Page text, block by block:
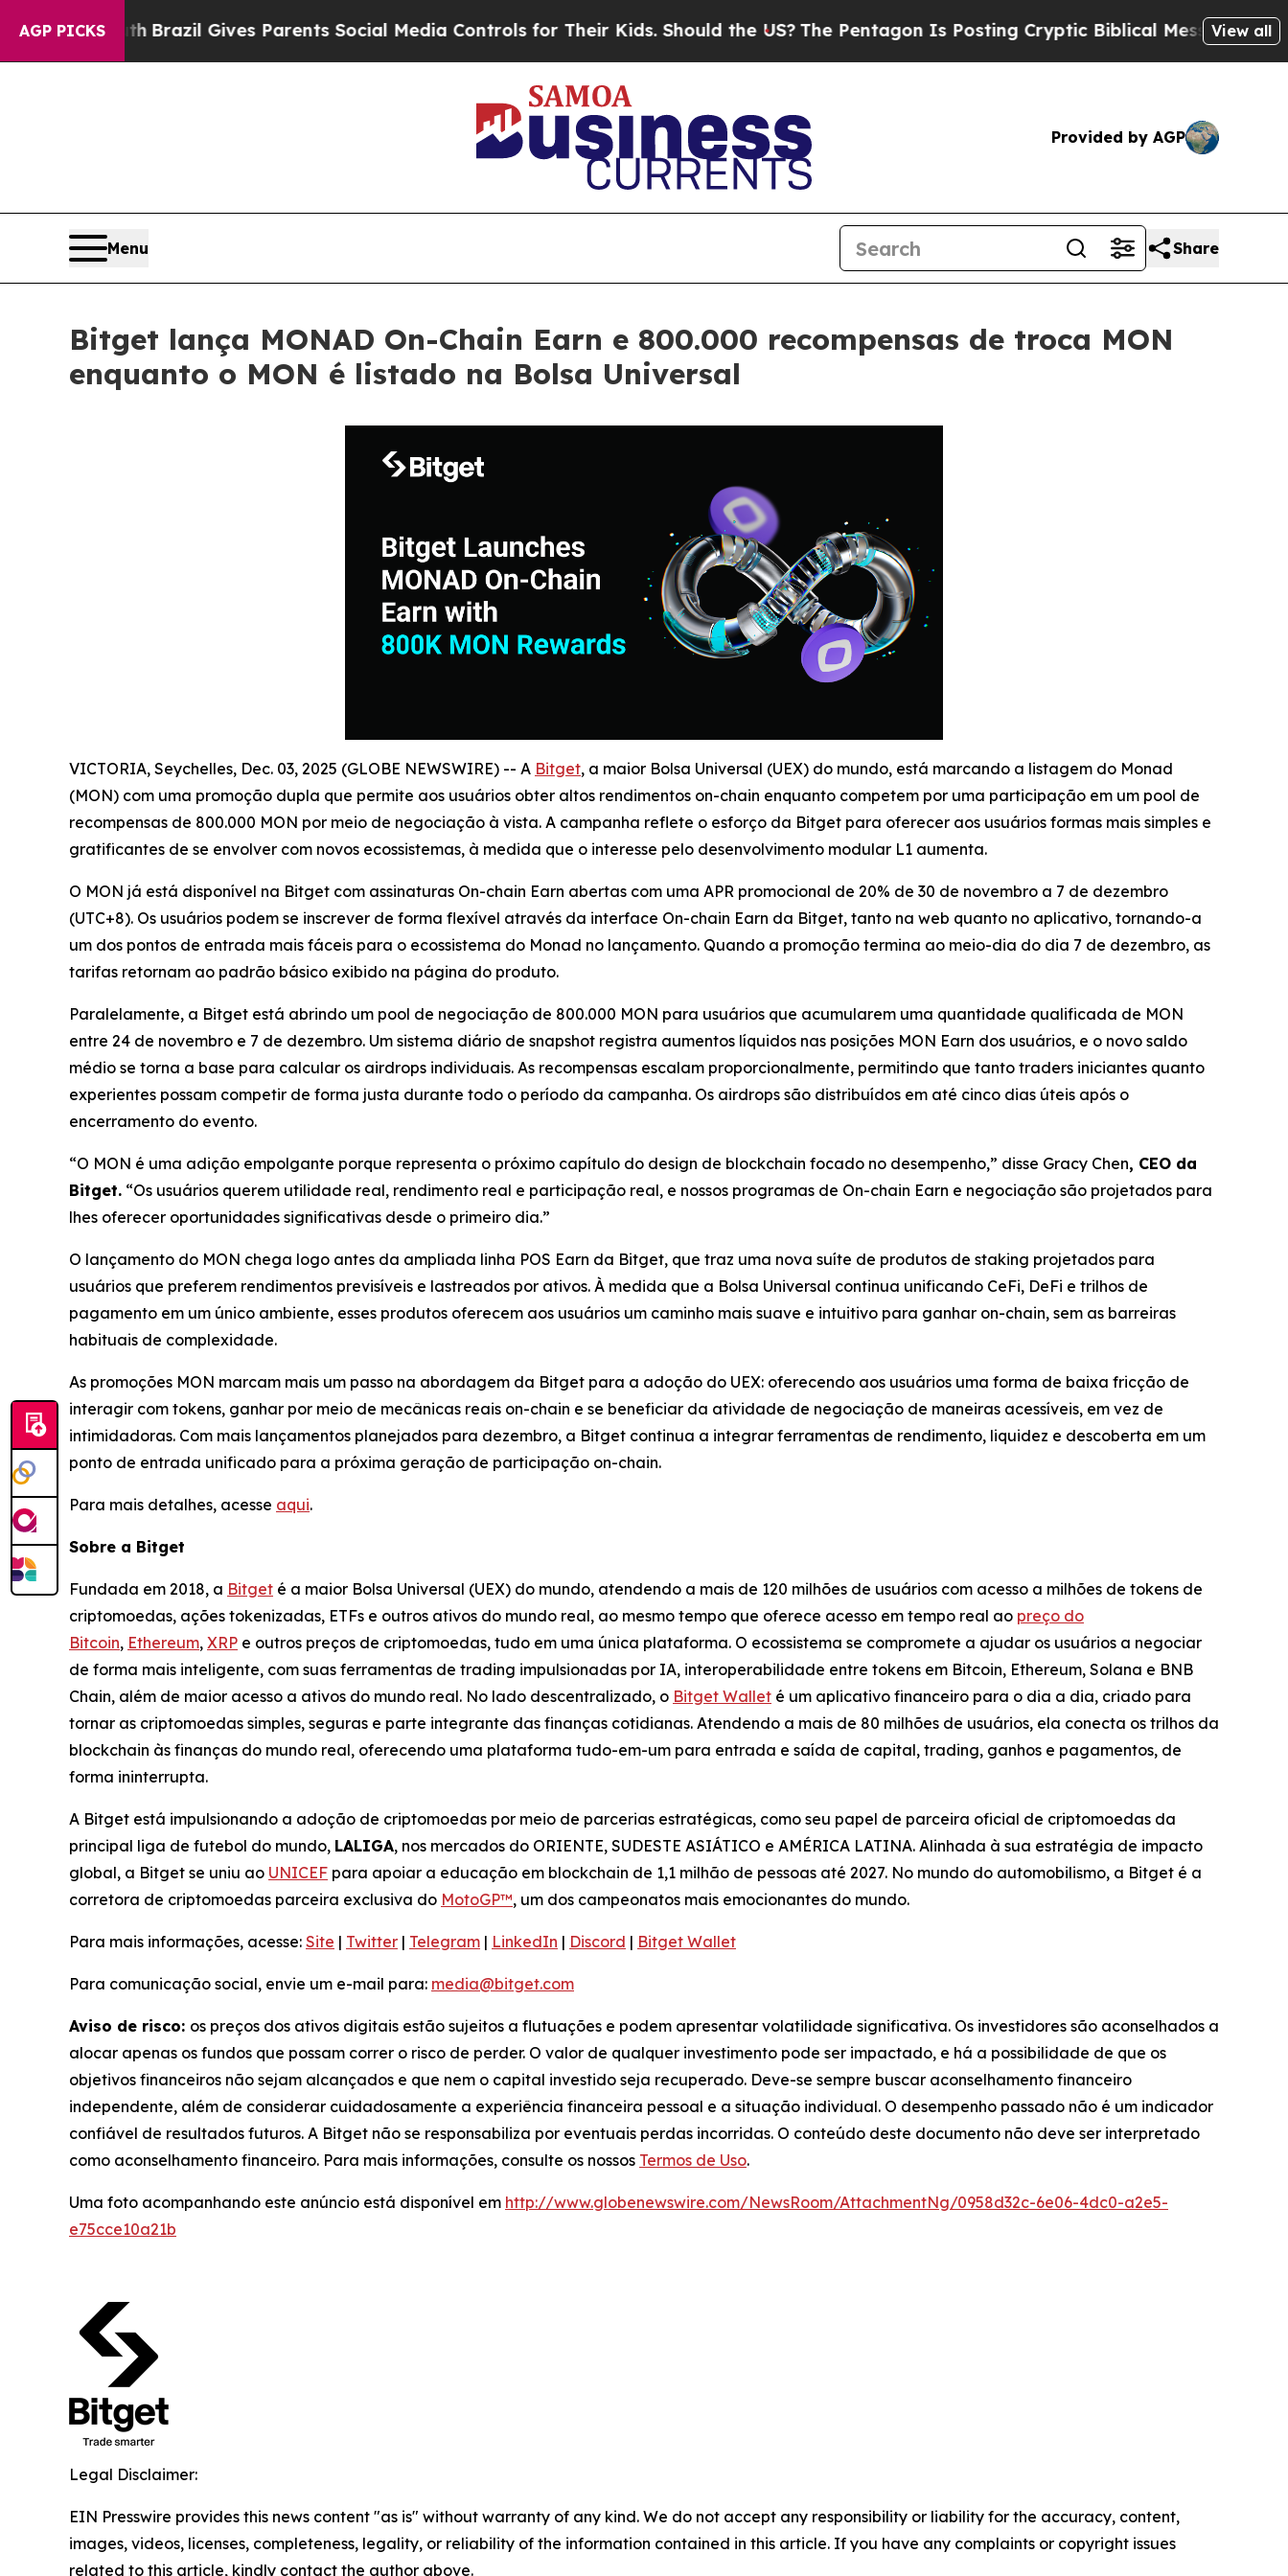
AGP PICKS
YouthBrazil Gives Parents Social Media Controls for Their Kids. Should the US?The Pentagon Is Posting Cryptic Biblical Messages on Social
View all
Provided by AGP
Menu Share
Bitget lança MONAD On-Chain Earn e 800.000 recompensas de troca MON
enquanto o MON é listado na Bolsa Universal
VICTORIA, Seychelles, Dec. 03, 2025 (GLOBE NEWSWIRE) -- A Bitget, a maior Bolsa Universal (UEX) do mundo, está marcando a listagem do Monad
(MON) com uma promoção dupla que permite aos usuários obter altos rendimentos on-chain enquanto competem por uma participação em um pool de
recompensas de 800.000 MON por meio de negociação à vista. A campanha reflete o esforço da Bitget para oferecer aos usuários formas mais simples e
gratificantes de se envolver com novos ecossistemas, à medida que o interesse pelo desenvolvimento modular L1 aumenta.
O MON já está disponível na Bitget com assinaturas On-chain Earn abertas com uma APR promocional de 20% de 30 de novembro a 7 de dezembro
(UTC+8). Os usuários podem se inscrever de forma flexível através da interface On-chain Earn da Bitget, tanto na web quanto no aplicativo, tornando-a
um dos pontos de entrada mais fáceis para o ecossistema do Monad no lançamento. Quando a promoção termina ao meio-dia do dia 7 de dezembro, as
tarifas retornam ao padrão básico exibido na página do produto.
Paralelamente, a Bitget está abrindo um pool de negociação de 800.000 MON para usuários que acumularem uma quantidade qualificada de MON
entre 24 de novembro e 7 de dezembro. Um sistema diário de snapshot registra aumentos líquidos nas posições MON Earn dos usuários, e o novo saldo
médio se torna a base para calcular os airdrops individuais. As recompensas escalam proporcionalmente, permitindo que tanto traders iniciantes quanto
experientes possam competir de forma justa durante todo o período da campanha. Os airdrops são distribuídos em até cinco dias úteis após o
encerramento do evento.
“O MON é uma adição empolgante porque representa o próximo capítulo do design de blockchain focado no desempenho,” disse Gracy Chen, CEO da
Bitget. “Os usuários querem utilidade real, rendimento real e participação real, e nossos programas de On-chain Earn e negociação são projetados para
lhes oferecer oportunidades significativas desde o primeiro dia.”
O lançamento do MON chega logo antes da ampliada linha POS Earn da Bitget, que traz uma nova suíte de produtos de staking projetados para
usuários que preferem rendimentos previsíveis e lastreados por ativos. À medida que a Bolsa Universal continua unificando CeFi, DeFi e trilhos de
pagamento em um único ambiente, esses produtos oferecem aos usuários um caminho mais suave e intuitivo para ganhar on-chain, sem as barreiras
habituais de complexidade.
As promoções MON marcam mais um passo na abordagem da Bitget para a adoção do UEX: oferecendo aos usuários uma forma de baixa fricção de
interagir com tokens, ganhar por meio de mecânicas reais on-chain e se beneficiar da atividade de negociação de maneiras acessíveis, em vez de
intimidadoras. Com mais lançamentos planejados para dezembro, a Bitget continua a integrar ferramentas de rendimento, liquidez e descoberta em um
ponto de entrada unificado para a próxima geração de participação on-chain.
Para mais detalhes, acesse aqui.
Sobre a Bitget
Fundada em 2018, a Bitget é a maior Bolsa Universal (UEX) do mundo, atendendo a mais de 120 milhões de usuários com acesso a milhões de tokens de
criptomoedas, ações tokenizadas, ETFs e outros ativos do mundo real, ao mesmo tempo que oferece acesso em tempo real ao preço do
Bitcoin, Ethereum, XRP e outros preços de criptomoedas, tudo em uma única plataforma. O ecossistema se compromete a ajudar os usuários a negociar
de forma mais inteligente, com suas ferramentas de trading impulsionadas por IA, interoperabilidade entre tokens em Bitcoin, Ethereum, Solana e BNB
Chain, além de maior acesso a ativos do mundo real. No lado descentralizado, o Bitget Wallet é um aplicativo financeiro para o dia a dia, criado para
tornar as criptomoedas simples, seguras e parte integrante das finanças cotidianas. Atendendo a mais de 80 milhões de usuários, ela conecta os trilhos da
blockchain às finanças do mundo real, oferecendo uma plataforma tudo-em-um para entrada e saída de capital, trading, ganhos e pagamentos, de
forma ininterrupta.
A Bitget está impulsionando a adoção de criptomoedas por meio de parcerias estratégicas, como seu papel de parceira oficial de criptomoedas da
principal liga de futebol do mundo, LALIGA, nos mercados do ORIENTE, SUDESTE ASIÁTICO e AMÉRICA LATINA. Alinhada à sua estratégia de impacto
global, a Bitget se uniu ao UNICEF para apoiar a educação em blockchain de 1,1 milhão de pessoas até 2027. No mundo do automobilismo, a Bitget é a
corretora de criptomoedas parceira exclusiva do MotoGP™, um dos campeonatos mais emocionantes do mundo.
Para mais informações, acesse: Site | Twitter | Telegram | LinkedIn | Discord | Bitget Wallet
Para comunicação social, envie um e-mail para: media@bitget.com
Aviso de risco: os preços dos ativos digitais estão sujeitos a flutuações e podem apresentar volatilidade significativa. Os investidores são aconselhados a
alocar apenas os fundos que possam correr o risco de perder. O valor de qualquer investimento pode ser impactado, e há a possibilidade de que os
objetivos financeiros não sejam alcançados e que nem o capital investido seja recuperado. Deve-se sempre buscar aconselhamento financeiro
independente, além de considerar cuidadosamente a experiência financeira pessoal e a situação individual. O desempenho passado não é um indicador
confiável de resultados futuros. A Bitget não se responsabiliza por eventuais perdas incorridas. O conteúdo deste documento não deve ser interpretado
como aconselhamento financeiro. Para mais informações, consulte os nossos Termos de Uso.
Uma foto acompanhando este anúncio está disponível em http://www.globenewswire.com/NewsRoom/AttachmentNg/0958d32c-6e06-4dc0-a2e5-
e75cce10a21b
Legal Disclaimer:
EIN Presswire provides this news content "as is" without warranty of any kind. We do not accept any responsibility or liability for the accuracy, content,
images, videos, licenses, completeness, legality, or reliability of the information contained in this article. If you have any complaints or copyright issues
related to this article, kindly contact the author above.